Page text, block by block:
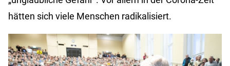
hätten sich viele Menschen radikalisiert.